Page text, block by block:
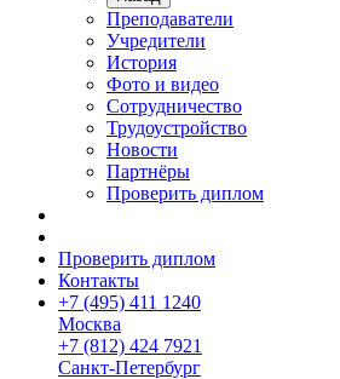
Преподаватели
Учредители
История
Фото и видео
Сотрудничество
Трудоустройство
Новости
Партнёры
Проверить диплом
Проверить диплом
Контакты
+7 (495) 411 1240
Москва
+7 (812) 424 7921
Санкт-Петербург